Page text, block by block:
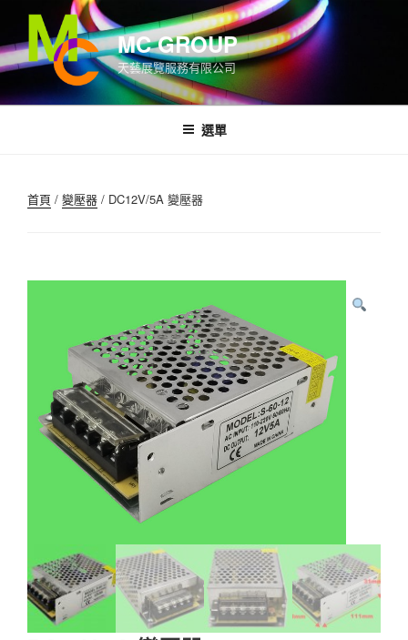
內
容
MC GROUP
天藝展覽服務有限公司
選單
首頁 / 變壓器 / DC12V/5A 變壓器